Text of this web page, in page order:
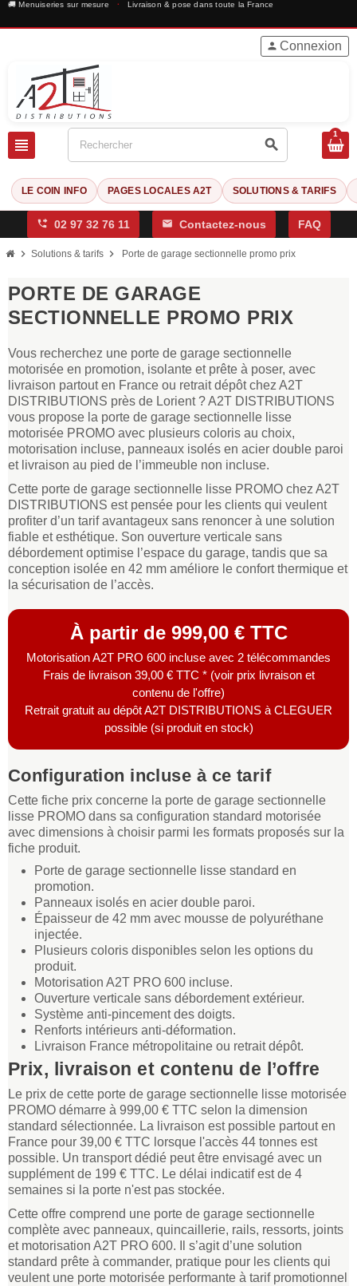
🚚 Menuiseries sur mesure · Livraison & pose dans toute la France
view_headline search
person Connexion
1
LE COIN INFO PAGES LOCALES A2T SOLUTIONS & TARIFS
phone_forwarded 02 97 32 76 11 mail Contactez-nous FAQ
chevron_right Solutions & tarifs chevron_right Porte de garage sectionnelle promo prix
PORTE DE GARAGE
SECTIONNELLE PROMO PRIX
Vous recherchez une porte de garage sectionnelle
motorisée en promotion, isolante et prête à poser, avec
livraison partout en France ou retrait dépôt chez A2T
DISTRIBUTIONS près de Lorient ? A2T DISTRIBUTIONS
vous propose la porte de garage sectionnelle lisse
motorisée PROMO avec plusieurs coloris au choix,
motorisation incluse, panneaux isolés en acier double paroi
et livraison au pied de l’immeuble non incluse.
Cette porte de garage sectionnelle lisse PROMO chez A2T
DISTRIBUTIONS est pensée pour les clients qui veulent
profiter d’un tarif avantageux sans renoncer à une solution
fiable et esthétique. Son ouverture verticale sans
débordement optimise l’espace du garage, tandis que sa
conception isolée en 42 mm améliore le confort thermique et
la sécurisation de l’accès.
À partir de 999,00 € TTC
Motorisation A2T PRO 600 incluse avec 2 télécommandes
Frais de livraison 39,00 € TTC * (voir prix livraison et
contenu de l'offre)
Retrait gratuit au dépôt A2T DISTRIBUTIONS à CLEGUER
possible (si produit en stock)
Configuration incluse à ce tarif
Cette fiche prix concerne la porte de garage sectionnelle
lisse PROMO dans sa configuration standard motorisée
avec dimensions à choisir parmi les formats proposés sur la
fiche produit.
Porte de garage sectionnelle lisse standard en
promotion.
Panneaux isolés en acier double paroi.
Épaisseur de 42 mm avec mousse de polyuréthane
injectée.
Plusieurs coloris disponibles selon les options du
produit.
Motorisation A2T PRO 600 incluse.
Ouverture verticale sans débordement extérieur.
Système anti-pincement des doigts.
Renforts intérieurs anti-déformation.
Livraison France métropolitaine ou retrait dépôt.
Prix, livraison et contenu de l’offre
Le prix de cette porte de garage sectionnelle lisse motorisée
PROMO démarre à 999,00 € TTC selon la dimension
standard sélectionnée. La livraison est possible partout en
France pour 39,00 € TTC lorsque l'accès 44 tonnes est
possible. Un transport dédié peut être envisagé avec un
supplément de 199 € TTC. Le délai indicatif est de 4
semaines si la porte n'est pas stockée.
Cette offre comprend une porte de garage sectionnelle
complète avec panneaux, quincaillerie, rails, ressorts, joints
et motorisation A2T PRO 600. Il s’agit d’une solution
standard prête à commander, pratique pour les clients qui
veulent une porte motorisée performante à tarif promotionnel